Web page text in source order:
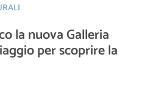
la nuova Galleria
per scoprire la